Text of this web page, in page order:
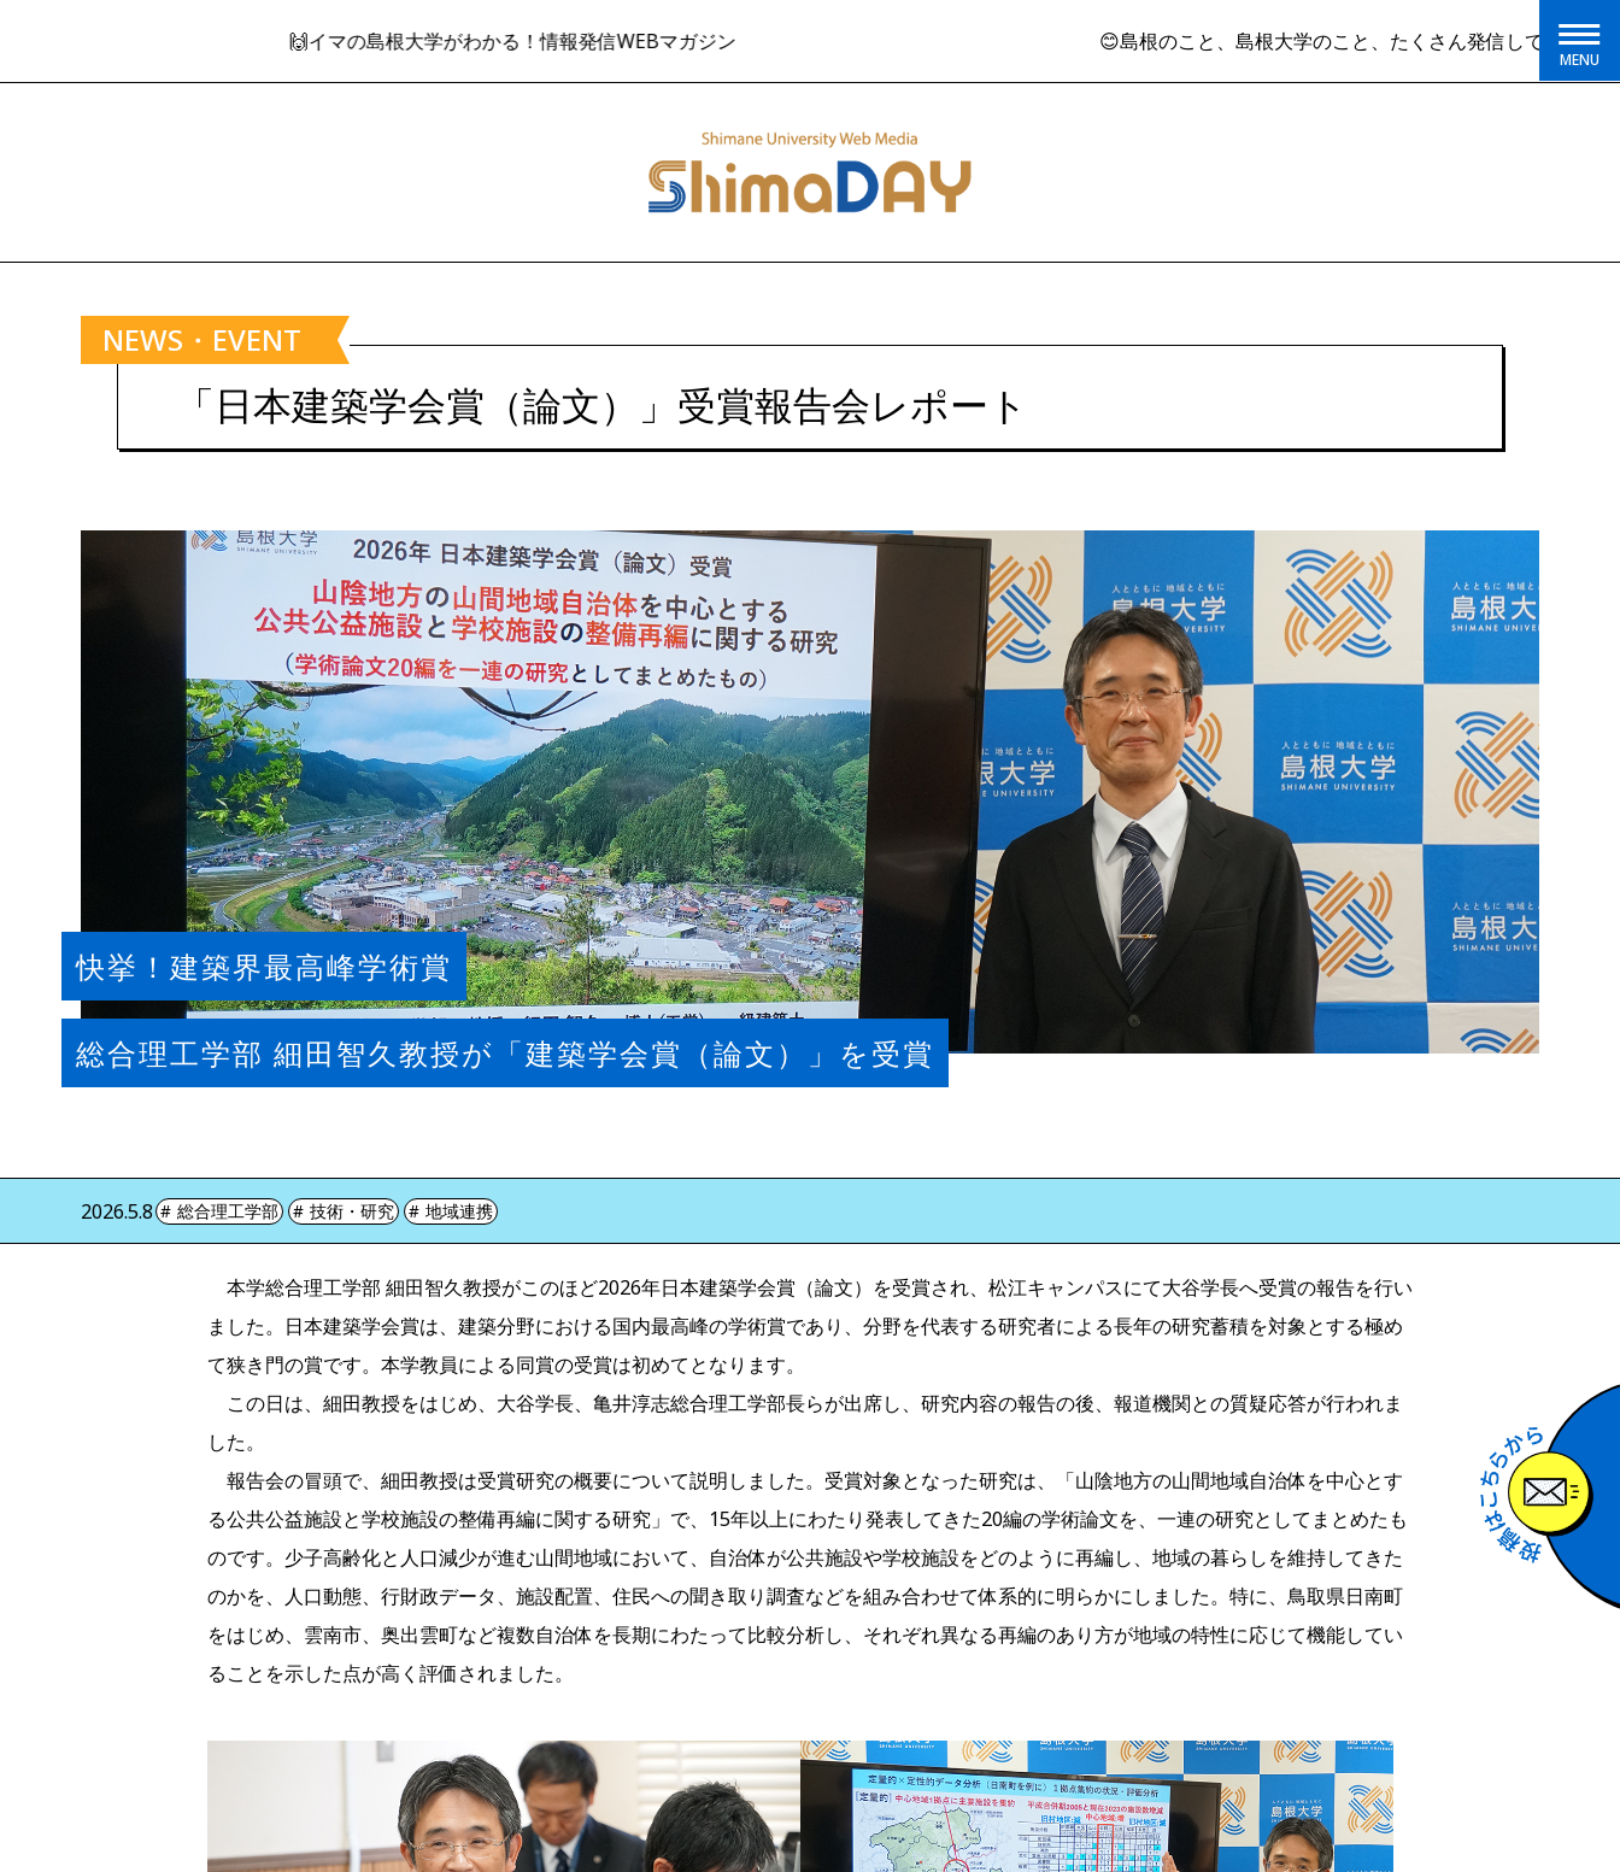
🙌イマの島根大学がわかる！情報発信WEBマガジン 😊島根のこと、島根大学のこと、たくさん発信しています
NEWS・EVENT
「日本建築学会賞（論文）」受賞報告会レポート
快挙！建築界最高峰学術賞
総合理工学部 細田智久教授が「建築学会賞（論文）」を受賞
2026.5.8 総合理工学部 技術・研究 地域連携
本学総合理工学部 細田智久教授がこのほど2026年日本建築学会賞（論文）を受賞され、松江キャンパスにて大谷学長へ受賞の報告を行い
ました。日本建築学会賞は、建築分野における国内最高峰の学術賞であり、分野を代表する研究者による長年の研究蓄積を対象とする極め
て狭き門の賞です。本学教員による同賞の受賞は初めてとなります。
この日は、細田教授をはじめ、大谷学長、亀井淳志総合理工学部長らが出席し、研究内容の報告の後、報道機関との質疑応答が行われま
した。
報告会の冒頭で、細田教授は受賞研究の概要について説明しました。受賞対象となった研究は、「山陰地方の山間地域自治体を中心とす
る公共公益施設と学校施設の整備再編に関する研究」で、15年以上にわたり発表してきた20編の学術論文を、一連の研究としてまとめたも
のです。少子高齢化と人口減少が進む山間地域において、自治体が公共施設や学校施設をどのように再編し、地域の暮らしを維持してきた
のかを、人口動態、行財政データ、施設配置、住民への聞き取り調査などを組み合わせて体系的に明らかにしました。特に、鳥取県日南町
をはじめ、雲南市、奥出雲町など複数自治体を長期にわたって比較分析し、それぞれ異なる再編のあり方が地域の特性に応じて機能してい
ることを示した点が高く評価されました。